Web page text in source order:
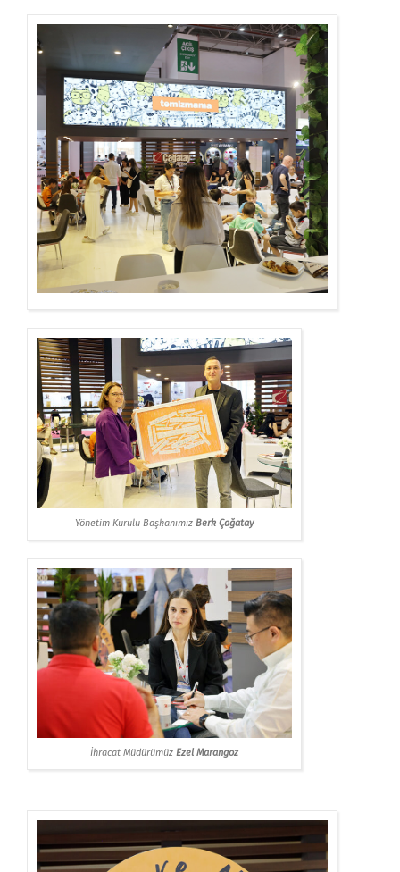
Yönetim Kurulu Başkanımız Berk Çağatay
İhracat Müdürümüz Ezel Marangoz